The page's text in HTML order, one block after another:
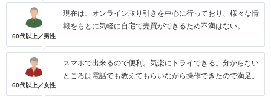
60代以上／男性
現在は、オンライン取り引きを中心に行っており、様々な情
報をもとに気軽に自宅で売買ができるため不満はない。
60代以上／女性
スマホで出来るので便利。気楽にトライできる。分からない
ところは電話でも教えてもらいながら操作できたので満足。